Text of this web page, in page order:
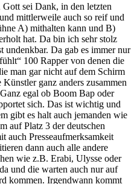
sei Dank, in den letzten
mittlerweile auch so reif und
A) mithalten kann und B)
hat. Da bin ich sehr stolz
undenkbar. Da gab es immer nur
100 Rapper von denen die
man gar nicht auf dem Schirm
ganz anders zusammen
egal ob Boom Bap oder
sich. Das ist wichtig und
gibt es halt auch jemanden wie
auf Platz 3 der deutschen
auch Presseaufmerksamkeit
dann auch alle andere
wie z.B. Erabi, Ulysse oder
und die warten auch nur auf
kommen. Irgendwann kommt